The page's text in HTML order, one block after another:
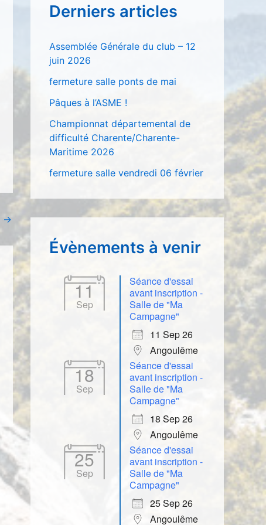
→
r
h
:
Derniers articles
Assemblée Générale du club – 12
juin 2026
fermeture salle ponts de mai
Pâques à l’ASME !
Championnat départemental de
difficulté Charente/Charente-
Maritime 2026
fermeture salle vendredi 06 février
Évènements à venir
11
Sep
Séance d'essai
avant inscription -
Salle de "Ma
Campagne"
11 Sep 26
Angoulême
18
Sep
Séance d'essai
avant inscription -
Salle de "Ma
Campagne"
18 Sep 26
Angoulême
25
Sep
Séance d'essai
avant inscription -
Salle de "Ma
Campagne"
25 Sep 26
Angoulême